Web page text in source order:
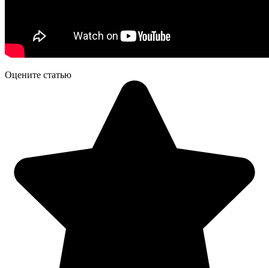
Оцените статью